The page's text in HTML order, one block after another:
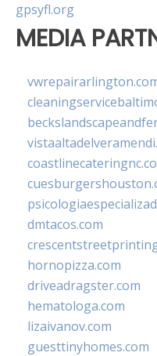
gpsyfl.org
MEDIA
dmtacos.com
hornopizza.com
driveadragster.com
hematologa.com
lizaivanov.com
guesttinyhomes.com